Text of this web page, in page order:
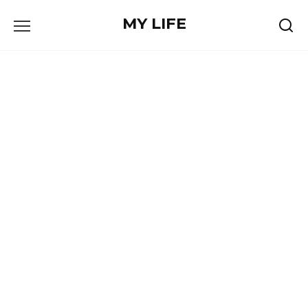
MY LIFE